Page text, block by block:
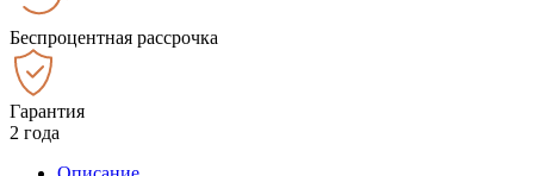
Беспроцентная рассрочка
Гарантия
2 года